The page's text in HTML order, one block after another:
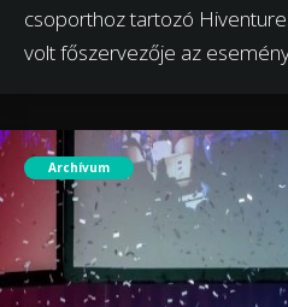
csoporthoz tartozó
volt főszervezője az
Archívum